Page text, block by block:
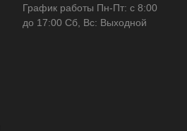
График работы Пн-Пт: с 8:00
до 17:00 Сб, Вс: Выходной